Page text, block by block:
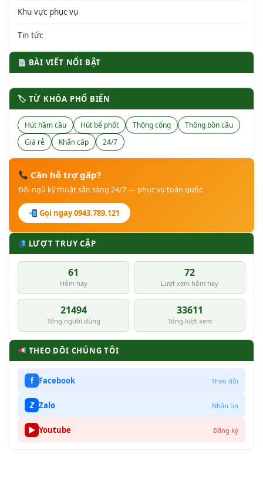
Khu vực phục vụ
Tin tức
BÀI VIẾT NỔI BẬT
🏷 TỪ KHÓA PHỔ BIẾN
Hút hầm cầu Hút bể phốt Thông cống
Thông bồn cầu
Giá rẻ
Khẩn cấp 24/7
Cần hỗ trợ gấp?
Đội ngũ kỹ thuật sẵn sàng 24/7 — phục vụ toàn quốc
Gọi ngay 0943.789.121
LƯỢT TRUY CẬP
61
Hôm nay
72
Lượt xem hôm nay
21494
Tổng người dùng
33611
Tổng lượt xem
THEO DÕI CHÚNG TÔI
f Facebook Theo dõi
Z Zalo Nhắn tin
▶ Youtube Đăng ký